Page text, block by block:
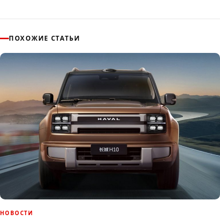
ПОХОЖИЕ СТАТЬИ
НОВОСТИ